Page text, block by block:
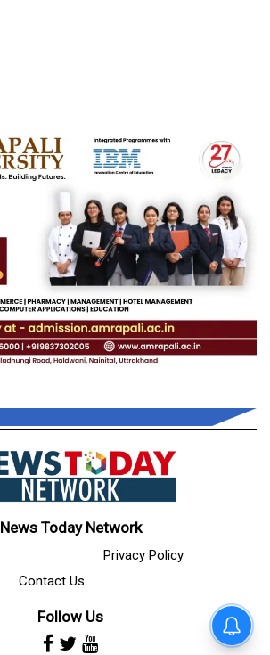
News Today Network
Privacy Policy
Contact Us
Follow Us